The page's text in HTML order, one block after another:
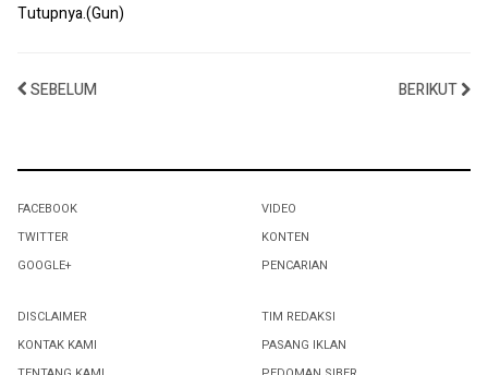
Tutupnya.(Gun)
SEBELUM BERIKUT
FACEBOOK
TWITTER
GOOGLE+
VIDEO
KONTEN
PENCARIAN
DISCLAIMER
KONTAK KAMI
TIM REDAKSI
PASANG IKLAN